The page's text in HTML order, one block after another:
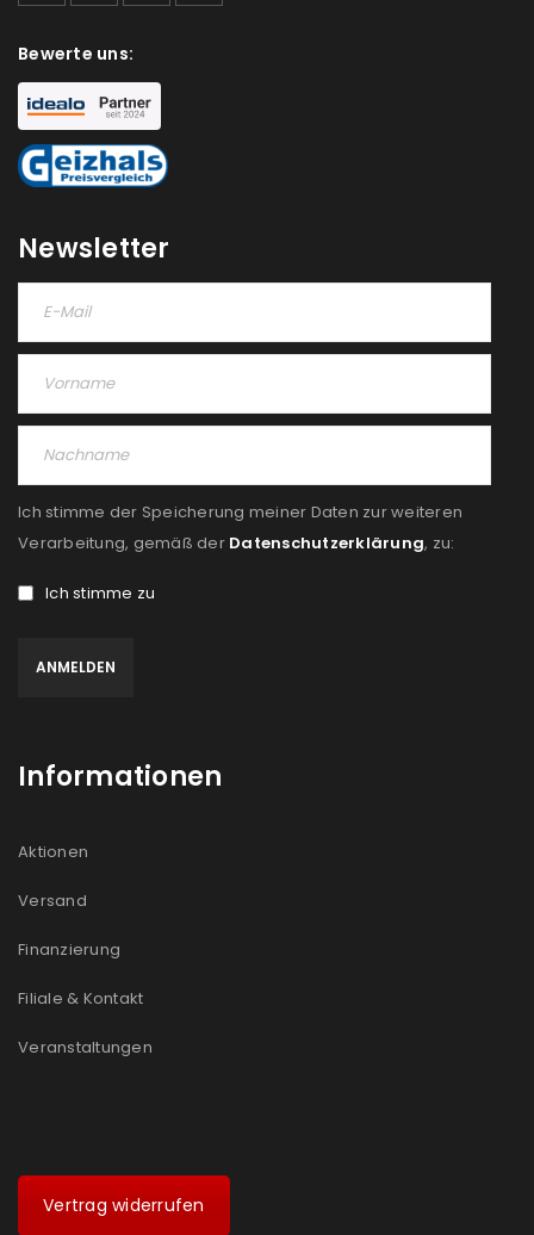
Bewerte uns:
Newsletter
Ich stimme der Speicherung meiner Daten zur weiteren
Verarbeitung, gemäß der Datenschutzerklärung, zu:
Ich stimme zu
Informationen
Aktionen
Versand
Finanzierung
Filiale & Kontakt
Veranstaltungen
Vertrag widerrufen